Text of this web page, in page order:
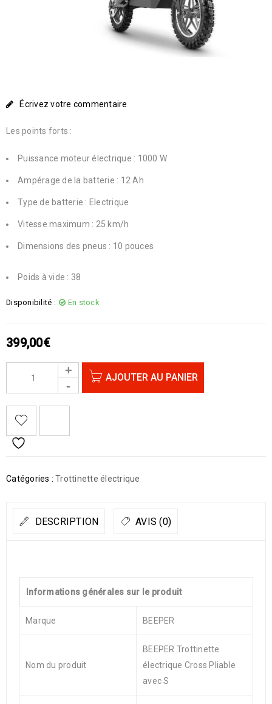
Écrivez votre commentaire
Les points forts :
Puissance moteur électrique : 1000 W
Ampérage de la batterie : 12 Ah
Type de batterie : Electrique
Vitesse maximum : 25 km/h
Dimensions des pneus : 10 pouces
Poids à vide : 38
Disponibilité : En stock
399,00€
AJOUTER AU PANIER
Catégories : Trottinette électrique
DESCRIPTION AVIS (0)
Informations générales sur le produit
Marque BEEPER
Nom du produit
BEEPER Trottinette
électrique Cross Pliable
avec S